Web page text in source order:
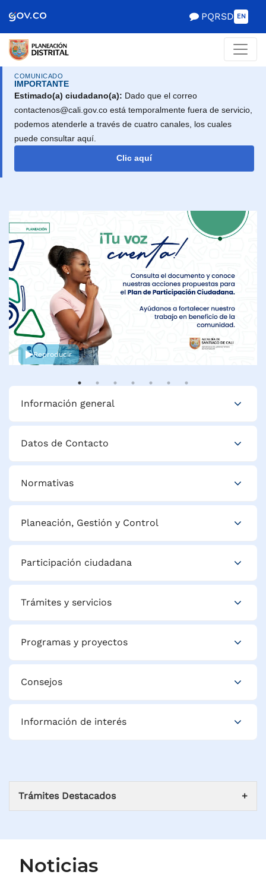
de Gobierno
PQRSD EN
COMUNICADO
IMPORTANTE
Estimado(a) ciudadano(a): Dado que el correo
contactenos@cali.gov.co está temporalmente fuera de servicio,
podemos atenderle a través de cuatro canales, los cuales
puede consultar aquí.
Clic aquí
Información general
Datos de Contacto
Normativas
Planeación, Gestión y Control
Participación ciudadana
Trámites y servicios
Programas y proyectos
Consejos
Información de interés
Trámites Destacados
Noticias